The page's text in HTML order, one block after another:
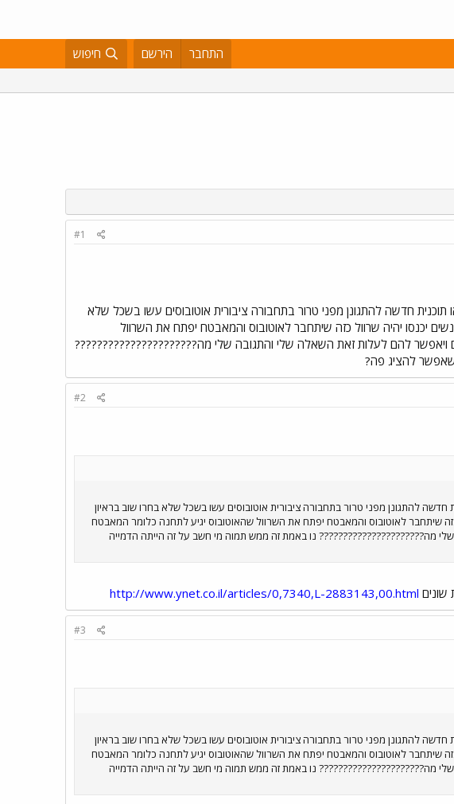
התחבר הירשם חיפוש
#1
חדשות ובו ראו תוכנית חדשה להתגונן מפני טרור בתחבורה ציבורית אוטובוסים עשו בשכל שלא
יכנסו יהיה שרוול כזה שיתחבר לאוטובוס והמאבטח יפתח את השרוול
להם לעלות זאת השאלה שלי והתגובה שלי מה??????????????????????
שאפשר להציג פה?
#2
ראו תוכנית חדשה להתגונן מפני טרור בתחבורה ציבורית אוטובוסים עשו בשכל שלא בחרו שוב בראיון
שיתחבר לאוטובוס והמאבטח יפתח את השרוול שהאוטובוס יגיע לתחנה כלומר המאבטח
מה?????????????????????? נו באמת זה ממש תמוה מי חשב על זה הייתה הדמייה
שונים http://www.ynet.co.il/articles/0,7340,L-2883143,00.html
#3
ראו תוכנית חדשה להתגונן מפני טרור בתחבורה ציבורית אוטובוסים עשו בשכל שלא בחרו שוב בראיון
שיתחבר לאוטובוס והמאבטח יפתח את השרוול שהאוטובוס יגיע לתחנה כלומר המאבטח
מה?????????????????????? נו באמת זה ממש תמוה מי חשב על זה הייתה הדמייה